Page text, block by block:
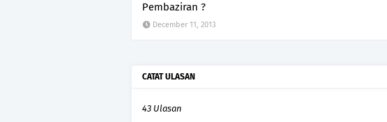
Pembaziran ?
December 11, 2013
CATAT ULASAN
43 Ulasan